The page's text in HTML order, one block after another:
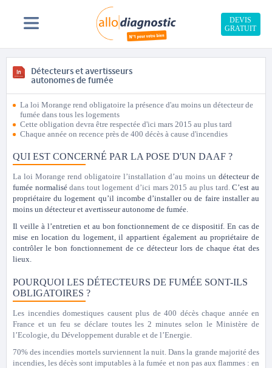
DEVIS
GRATUIT
Détecteurs et avertisseurs
autonomes de fumée
La loi Morange rend obligatoire la présence d'au moins un détecteur de
fumée dans tous les logements
Cette obligation devra être respectée d'ici mars 2015 au plus tard
Chaque année on recence près de 400 décès à cause d'incendies
QUI EST CONCERNÉ PAR LA POSE D'UN DAAF ?
La loi Morange rend obligatoire l’installation d’au moins un détecteur de
fumée normalisédans tout logement d’ici mars 2015 au plus tard.C’est au
propriétaire du logement qu’il incombe d’installer ou de faire installer au
moins un détecteur et avertisseur autonome de fumée.
Il veille à l’entretien et au bon fonctionnement de ce dispositif.En cas de
mise en location du logement, il appartient également au propriétaire de
contrôler le bon fonctionnement de ce détecteur lors de chaque état des
lieux.
POURQUOI LES DÉTECTEURS DE FUMÉE SONT-ILS
OBLIGATOIRES ?
Les incendies domestiques causent plus de 400 décès chaque année en
France et un feu se déclare toutes les 2 minutes selon le Ministère de
l’Ecologie, du Développement durable et de l’Energie.
70% des incendies mortels surviennent la nuit. Dans la grande majorité des
incendies, les décès sont imputables à la fumée et non pas aux flammes : en